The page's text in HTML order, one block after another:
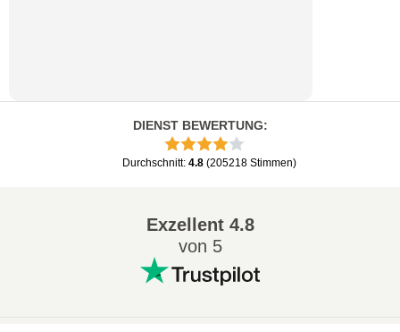
DIENST BEWERTUNG:
Durchschnitt: 4.8 (205218 Stimmen)
Exzellent4.8
von 5